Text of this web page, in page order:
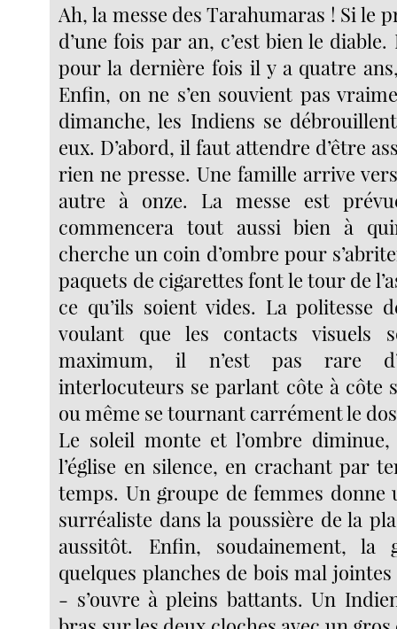
Ah, la messe des Tarahumaras ! Si le
d’une fois par an, c’est bien le
pour la dernière fois il y a quatre
Enfin, on ne s’en souvient pas
dimanche, les Indiens se
eux. D’abord, il faut attendre d’être
rien ne presse. Une famille arrive
autre à onze. La messe est
commencera tout aussi bien à
cherche un coin d’ombre pour
paquets de cigarettes font le tour de
ce qu’ils soient vides. La politesse
voulant que les contacts visuels
maximum, il n’est pas rare
interlocuteurs se parlant côte à côte
ou même se tournant carrément le
Le soleil monte et l’ombre diminue,
l’église en silence, en crachant par
temps. Un groupe de femmes donne
surréaliste dans la poussière de la
aussitôt. Enfin, soudainement,
quelques planches de bois mal
- s’ouvre à pleins battants. Un